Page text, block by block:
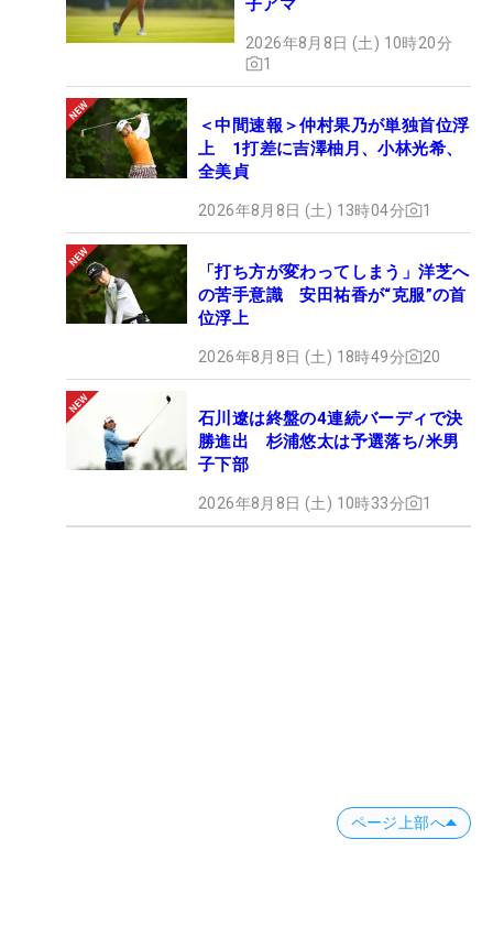
2026年8月8日 (土) 10時20分
1
＜中間速報＞仲村果乃が単独首位浮
上 1打差に吉澤柚月、小林光希、
全美貞
2026年8月8日 (土) 13時04分 1
「打ち方が変わってしまう」洋芝へ
の苦手意識 安田祐香が“克服”の首
位浮上
2026年8月8日 (土) 18時49分 20
石川遼は終盤の4連続バーディで決
勝進出 杉浦悠太は予選落ち/米男
子下部
2026年8月8日 (土) 10時33分 1
ページ上部へ